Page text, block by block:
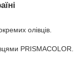
олівців.
PRISMACOLOR.